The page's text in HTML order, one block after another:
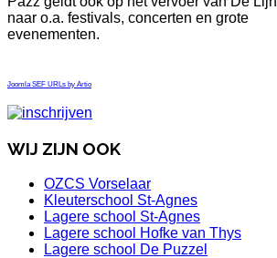
naar o.a. festivals, concerten en grote
evenementen.
Joomla SEF URLs by Artio
WIJ ZIJN OOK
OZCS Vorselaar
Kleuterschool St-Agnes
Lagere school St-Agnes
Lagere school Hofke van Thys
Lagere school De Puzzel